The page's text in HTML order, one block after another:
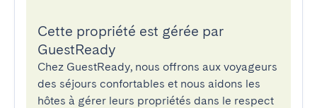
Cette propriété est gérée par
GuestReady
Chez GuestReady, nous offrons aux voyageurs
des séjours confortables et nous aidons les
hôtes à gérer leurs propriétés dans le respect